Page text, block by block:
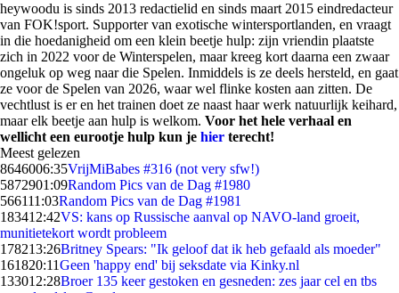
heywoodu is sinds 2013 redactielid en sinds maart 2015 eindredacteur
van FOK!sport. Supporter van exotische wintersportlanden, en vraagt
in die hoedanigheid om een klein beetje hulp: zijn vriendin plaatste
zich in 2022 voor de Winterspelen, maar kreeg kort daarna een zwaar
ongeluk op weg naar die Spelen. Inmiddels is ze deels hersteld, en gaat
ze voor de Spelen van 2026, waar wel flinke kosten aan zitten. De
vechtlust is er en het trainen doet ze naast haar werk natuurlijk keihard,
maar elk beetje aan hulp is welkom. Voor het hele verhaal en
wellicht een eurootje hulp kun je hier terecht!
Meest gelezen
8646006:35VrijMiBabes #316 (not very sfw!)
5872901:09Random Pics van de Dag #1980
566111:03Random Pics van de Dag #1981
183412:42VS: kans op Russische aanval op NAVO-land groeit,
munitietekort wordt probleem
178213:26Britney Spears: "Ik geloof dat ik heb gefaald als moeder"
161820:11Geen 'happy end' bij seksdate via Kinky.nl
133012:28Broer 135 keer gestoken en gesneden: zes jaar cel en tbs